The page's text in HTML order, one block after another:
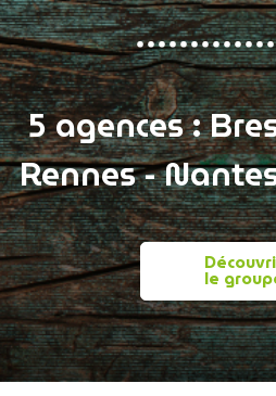
5 agences :
Rennes -
le